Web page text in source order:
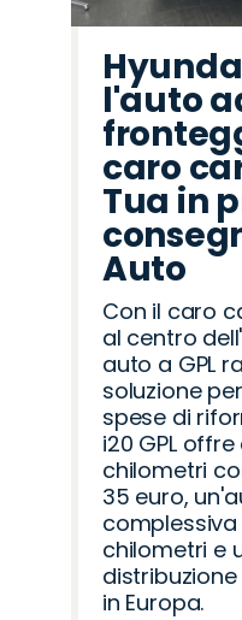
l'auto
caro
Tua in
Auto
Con il caro
al centro
auto a GPL
soluzione
spese di
i20 GPL
chilometri
35 euro,
complessiva
chilometri e
in Europa.